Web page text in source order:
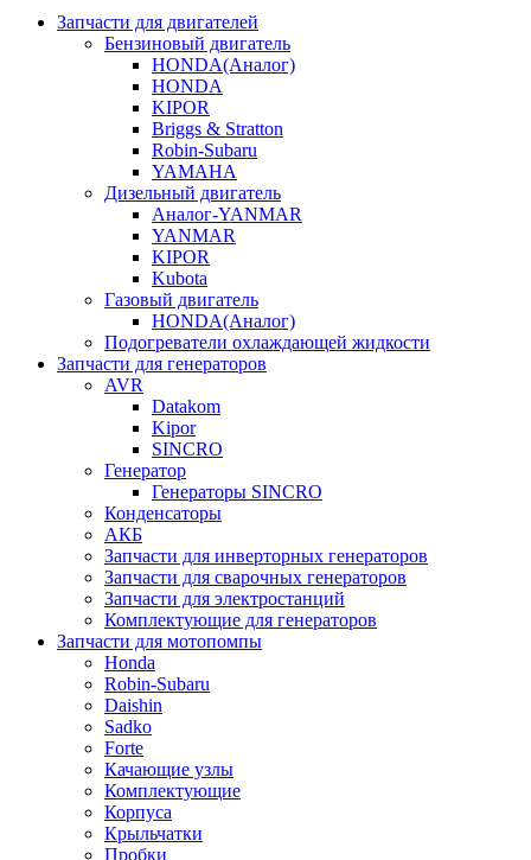
Запчасти для двигателей
Бензиновый двигатель
HONDA(Aналог)
HONDA
KIPOR
Briggs & Stratton
Robin-Subaru
YAMAHA
Дизельный двигатель
Аналог-YANMAR
YANMAR
KIPOR
Kubota
Газовый двигатель
HONDA(Aналог)
Подогреватели охлаждающей жидкости
Запчасти для генераторов
AVR
Datakom
Kipor
SINCRO
Генератор
Генераторы SINCRO
Конденсаторы
АКБ
Запчасти для инверторных генераторов
Запчасти для сварочных генераторов
Запчасти для электростанций
Комплектующие для генераторов
Запчасти для мотопомпы
Honda
Robin-Subaru
Daishin
Sadko
Forte
Качающие узлы
Комплектующие
Корпуса
Крыльчатки
Пробки